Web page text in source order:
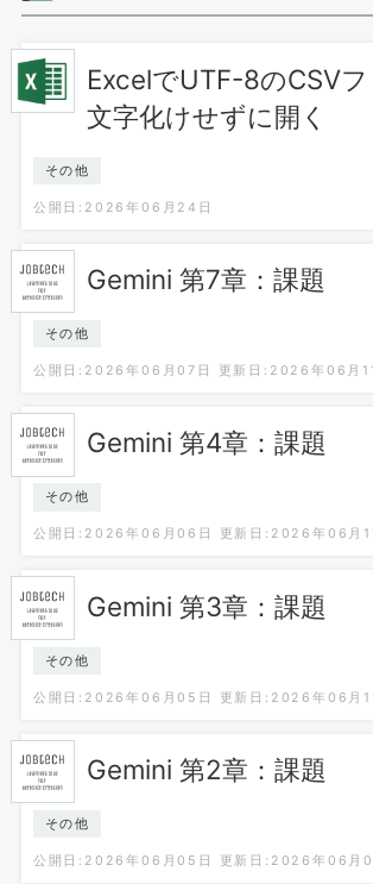
ExcelでUTF-8のCSV
文字化けせずに開く
その他
公開日:2026年06月24日
Gemini 第7章：課題
その他
公開日:2026年06月07日 更新日:2026年06月
Gemini 第4章：課題
その他
公開日:2026年06月06日 更新日:2026年06月
Gemini 第3章：課題
その他
公開日:2026年06月05日 更新日:2026年06月
Gemini 第2章：課題
その他
公開日:2026年06月05日 更新日:2026年06月